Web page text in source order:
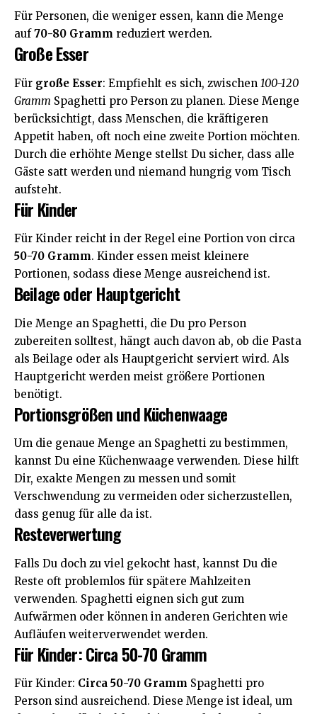
Für Personen, die weniger essen, kann die Menge
auf70-80 Gramm reduziert werden.
Große Esser
Für große Esser: Empfiehlt es sich, zwischen 100-120
Gramm Spaghetti pro Person zu planen. Diese Menge
berücksichtigt, dass Menschen, die kräftigeren
Appetit haben, oft noch eine zweite Portion möchten.
Durch die erhöhte Menge stellst Du sicher, dass alle
Gäste satt werden und niemand hungrig vom Tisch
aufsteht.
Für Kinder
Für Kinder reicht in der Regel eine Portion von circa
50-70 Gramm. Kinder essen meist kleinere
Portionen, sodass diese Menge ausreichend ist.
Beilage oder Hauptgericht
Die Menge an Spaghetti, die Du pro Person
zubereiten solltest, hängt auch davon ab, ob die Pasta
als Beilage oder als Hauptgericht serviert wird. Als
Hauptgericht werden meist größere Portionen
benötigt.
Portionsgrößen und Küchenwaage
Um die genaue Menge an Spaghetti zu bestimmen,
kannst Du eine Küchenwaage verwenden. Diese hilft
Dir, exakte Mengen zu messen und somit
Verschwendung zu vermeiden oder sicherzustellen,
dass genug für alle da ist.
Resteverwertung
Falls Du doch zu viel gekocht hast, kannst Du die
Reste oft problemlos für spätere Mahlzeiten
verwenden. Spaghetti eignen sich gut zum
Aufwärmen oder können in anderen Gerichten wie
Aufläufen weiterverwendet werden.
Für Kinder: Circa 50-70 Gramm
Für Kinder: Circa 50-70 Gramm Spaghetti pro
Person sind ausreichend. Diese Menge ist ideal, um